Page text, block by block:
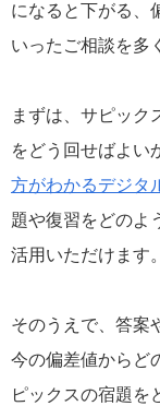
になると下がる、
いったご相談を多
まずは、サピック
をどう回せばよい
方がわかるデジタ
題や復習をどのよ
活用いただけます。
そのうえで、答案
今の偏差値からど
ピックスの宿題を